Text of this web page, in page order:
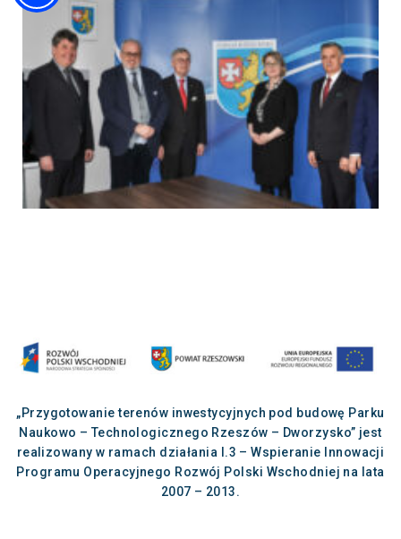
„Przygotowanie terenów inwestycyjnych pod budowę Parku
Naukowo – Technologicznego Rzeszów – Dworzysko” jest
realizowany w ramach działania I.3 – Wspieranie Innowacji
Programu Operacyjnego Rozwój Polski Wschodniej na lata
2007 – 2013.